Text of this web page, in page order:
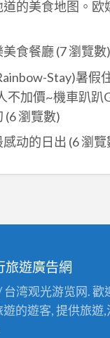
的美食地图。欧
食餐廳(7 瀏覽數)
Stay)暑假
不加價~機車趴趴
(6 瀏覽數)
动的日出 (6 瀏覽
旅遊廣告網
湾观光游览网. 歡
的遊客, 提供旅遊